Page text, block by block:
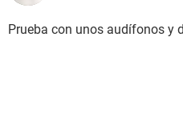
Prueba con unos audífonos y